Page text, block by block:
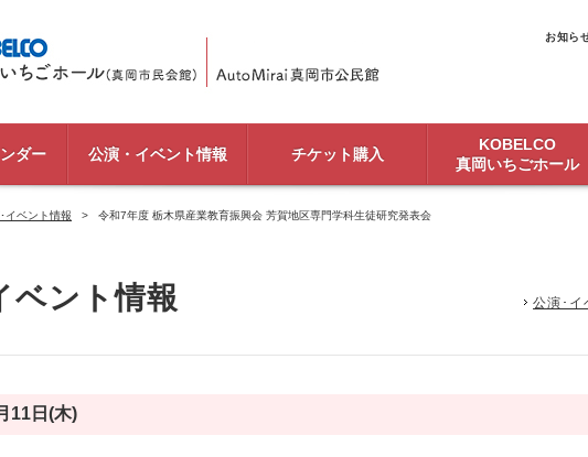
お知ら
ダー 公演・イベント情報 チケット購入
KOBELCO
真岡いちごホール
イベント情報 令和7年度 栃木県産業教育振興会 芳賀地区専門学科生徒研究発表会
ベント情報 公演･イ
11日(木)